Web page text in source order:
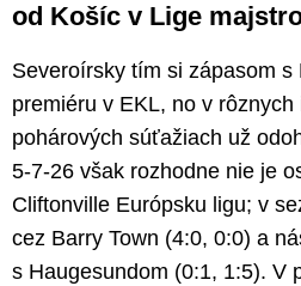
od Košíc v Lige
Severoírsky tím si zápasom s
premiéru v EKL, no v
pohárových súťažiach už
5-7-26 však rozhodne nie je
Cliftonville Európsku ligu; v
cez Barry Town (4:0, 0:0) a
s Haugesundom (0:1, 1:5). V